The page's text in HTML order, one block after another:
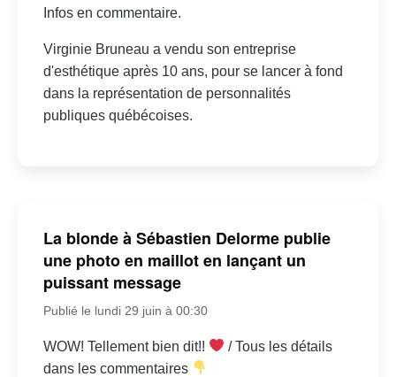
Infos en commentaire.
Virginie Bruneau a vendu son entreprise
d'esthétique après 10 ans, pour se lancer à fond
dans la représentation de personnalités
publiques québécoises.
La blonde à Sébastien Delorme publie
une photo en maillot en lançant un
puissant message
Publié le lundi 29 juin à 00:30
WOW! Tellement bien dit!!
/ Tous les détails
dans les commentaires